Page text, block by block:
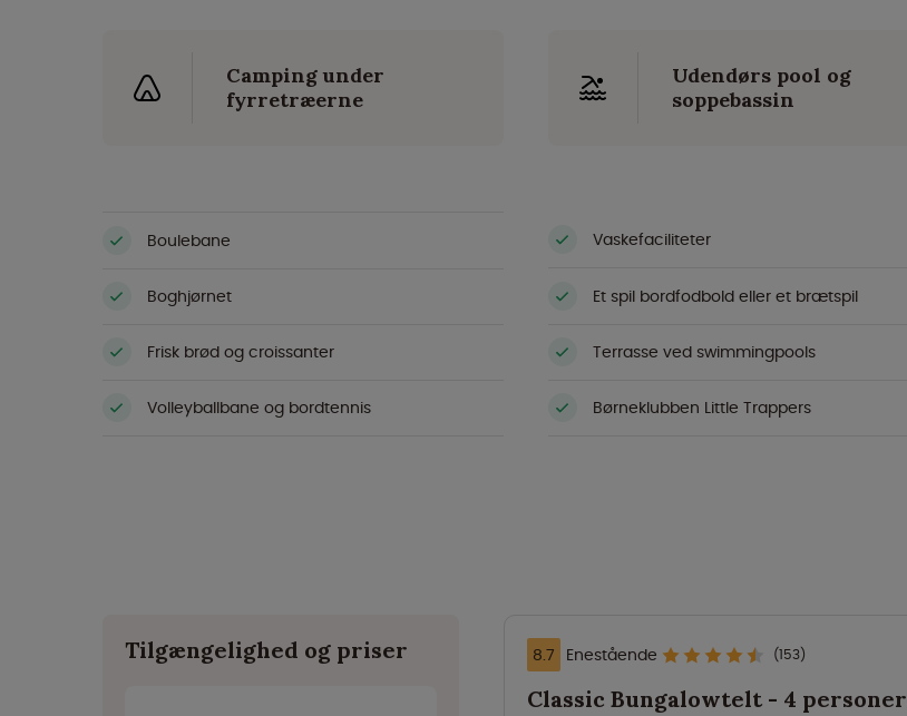
Camping under
fyrretræerne
Udendørs pool og
soppebassin
Boulebane Vaskefaciliteter
Boghjørnet Et spil bordfodbold eller et brætspil
Frisk brød og croissanter Terrasse ved swimmingpools
Volleyballbane og bordtennis Børneklubben Little Trappers
Tilgængelighed og priser 8.7 Enestående (153)
Classic Bungalowtelt - 4 personer